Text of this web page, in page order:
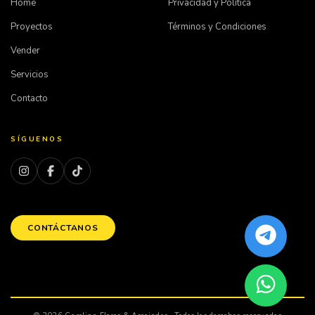
Home
Proyectos
Vender
Servicios
Contacto
Privacidad y Política
Términos y Condiciones
SÍGUENOS
CONTÁCTANOS